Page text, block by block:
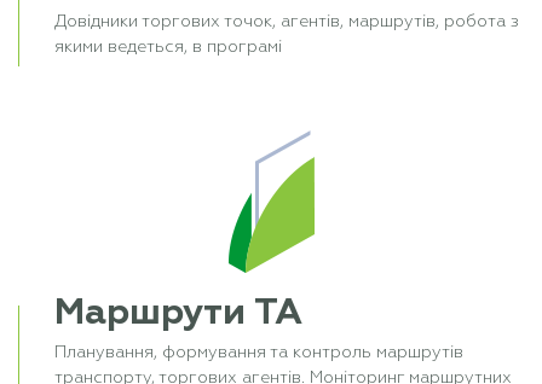
Довідники торгових точок, агентів, маршрутів, робота з
якими ведеться, в програмі
Маршрути ТА
Планування, формування та контроль маршрутів
транспорту, торгових агентів. Моніторинг маршрутних